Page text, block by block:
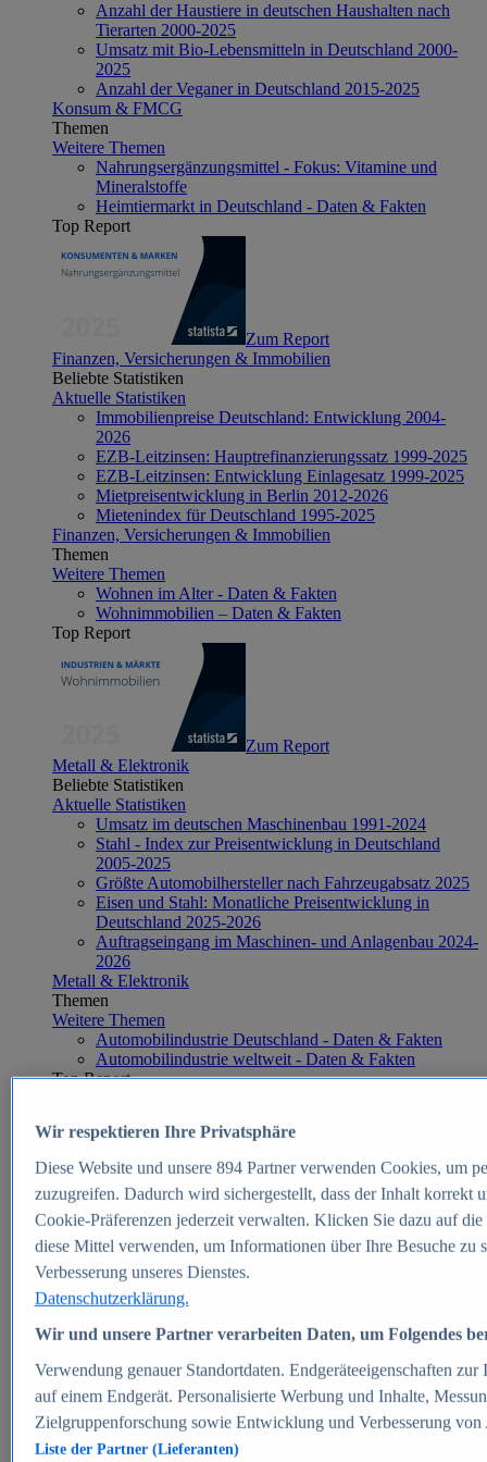
Anzahl der Haustiere in deutschen Haushalten nach
Tierarten 2000-2025
Umsatz mit Bio-Lebensmitteln in Deutschland 2000-
2025
Anzahl der Veganer in Deutschland 2015-2025
Konsum & FMCG
Themen
Weitere Themen
Nahrungsergänzungsmittel - Fokus: Vitamine und
Mineralstoffe
Heimtiermarkt in Deutschland - Daten & Fakten
Top Report
Zum Report
Finanzen, Versicherungen & Immobilien
Beliebte Statistiken
Aktuelle Statistiken
Immobilienpreise Deutschland: Entwicklung 2004-
2026
EZB-Leitzinsen: Hauptrefinanzierungssatz 1999-2025
EZB-Leitzinsen: Entwicklung Einlagesatz 1999-2025
Mietpreisentwicklung in Berlin 2012-2026
Mietenindex für Deutschland 1995-2025
Finanzen, Versicherungen & Immobilien
Themen
Weitere Themen
Wohnen im Alter - Daten & Fakten
Wohnimmobilien – Daten & Fakten
Top Report
Zum Report
Metall & Elektronik
Beliebte Statistiken
Aktuelle Statistiken
Umsatz im deutschen Maschinenbau 1991-2024
Stahl - Index zur Preisentwicklung in Deutschland
2005-2025
Größte Automobilhersteller nach Fahrzeugabsatz 2025
Eisen und Stahl: Monatliche Preisentwicklung in
Deutschland 2025-2026
Auftragseingang im Maschinen- und Anlagenbau 2024-
2026
Metall & Elektronik
Themen
Weitere Themen
Automobilindustrie Deutschland - Daten & Fakten
Automobilindustrie weltweit - Daten & Fakten
Top Report
Zum Report
E-commerce
Beliebte Statistiken
Aktuelle Statistiken
E-Commerce - Entwicklung des Umsatzes in
Deutschland 1999-2025
Umsatz von Amazon in Deutschland und weltweit
2010-2025
B2C-E-Commerce: Top-50 Online Shops in
Deutschland 2024
Marktanteile von Online-Zahlungsverfahren in
Deutschland 2024
Umsatzstarke Warengruppen im Online-Handel in
Deutschland 2023-2025
Wir respektieren Ihre Privatsphäre
Diese Website und unsere 894Partner verwenden Cookies, um
zuzugreifen. Dadurch wird sichergestellt, dass der Inhalt korrekt
Cookie-Präferenzen jederzeit verwalten. Klicken Sie dazu auf
diese Mittel verwenden, um Informationen über Ihre Besuche
Verbesserung unseres Dienstes.
Datenschutzerklärung.
Wir und unsere Partner verarbeiten Daten, um Folgendes
Verwendung genauer Standortdaten. Endgeräteeigenschaften
auf einem Endgerät. Personalisierte Werbung und Inhalte,
Zielgruppenforschung sowie Entwicklung und Verbesserung von
Liste der Partner (Lieferanten)